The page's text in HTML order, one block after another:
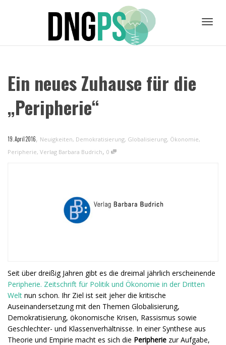
Ein neues Zuhause für die
„Peripherie“
19. April 2016, Neuigkeiten, Demokratisierung, Globalisierung, Ökonomie,
Peripherie, Verlag Barbara Budrich, 0
Seit über dreißig Jahren gibt es die dreimal jährlich erscheinende
Peripherie. Zeitschrift für Politik und Ökonomie in der Dritten
Welt nun schon. Ihr Ziel ist seit jeher die kritische
Auseinandersetzung mit den Themen Globalisierung,
Demokratisierung, ökonomische Krisen, Rassismus sowie
Geschlechter- und Klassenverhältnisse. In einer Synthese aus
Theorie und Empirie macht es sich die Peripherie zur Aufgabe,